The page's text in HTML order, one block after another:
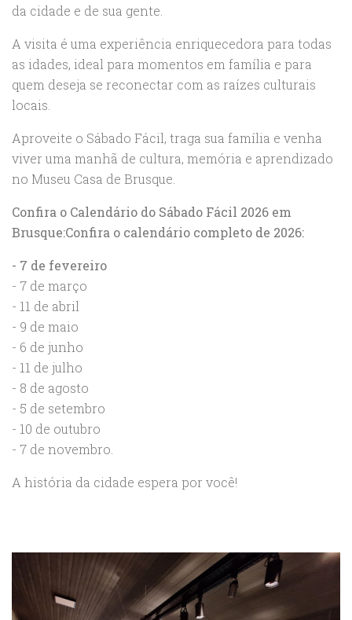
da cidade e de sua gente.
A visita é uma experiência enriquecedora para todas
as idades, ideal para momentos em família e para
quem deseja se reconectar com as raízes culturais
locais.
Aproveite o Sábado Fácil, traga sua família e venha
viver uma manhã de cultura, memória e aprendizado
no Museu Casa de Brusque.
Confira o Calendário do Sábado Fácil 2026 em
Brusque:Confira o calendário completo de 2026:
- 7 de fevereiro
- 7 de março
- 11 de abril
- 9 de maio
- 6 de junho
- 11 de julho
- 8 de agosto
- 5 de setembro
- 10 de outubro
- 7 de novembro.
A história da cidade espera por você!